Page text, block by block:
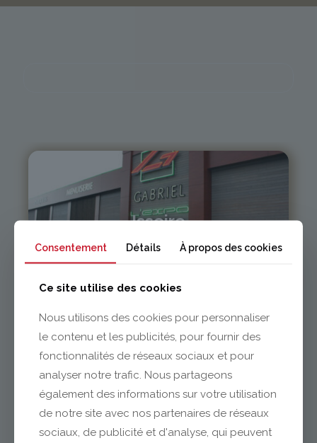
Issoire
Clermont-Ferrand
04 73 42 18 38
lexpo@gabriel-sa.fr
Consentement Détails À propos des cookies
Ce site utilise des cookies
Nous utilisons des cookies pour personnaliser
le contenu et les publicités, pour fournir des
fonctionnalités de réseaux sociaux et pour
analyser notre trafic. Nous partageons
également des informations sur votre utilisation
de notre site avec nos partenaires de réseaux
sociaux, de publicité et d'analyse, qui peuvent